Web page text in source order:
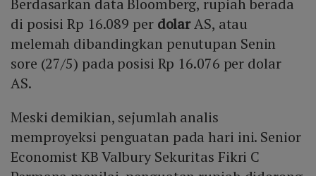
Berdasarkan data Bloomberg, rupiah berada
di posisi Rp 16.089 per dolarAS, atau
melemah dibandingkan penutupan Senin
sore (27/5) pada posisi Rp 16.076 per dolar
AS.
Meski demikian, sejumlah analis
memproyeksi penguatan pada hari ini. Senior
Economist KB Valbury Sekuritas Fikri C